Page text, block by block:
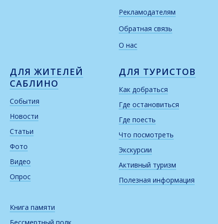
Рекламодателям
Обратная связь
О нас
ДЛЯ ЖИТЕЛЕЙ
САБЛИНО
События
Новости
Статьи
Фото
Видео
Опрос
Книга памяти
ДЛЯ ТУРИСТОВ
Как добраться
Где остановиться
Где поесть
Что посмотреть
Экскурсии
Активный туризм
Полезная информация